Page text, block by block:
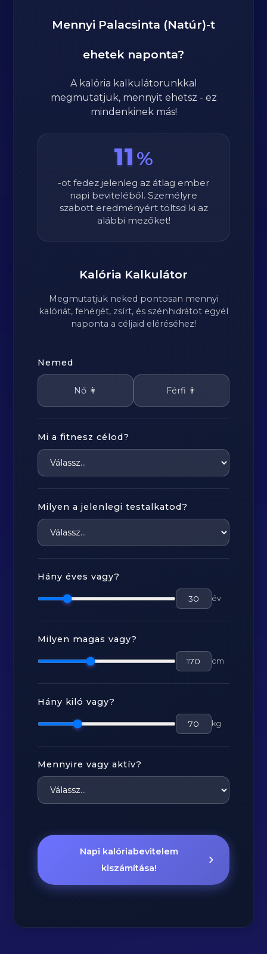
Mennyi Palacsinta (Natúr)-t
ehetek naponta?
A kalória kalkulátorunkkal
megmutatjuk, mennyit ehetsz - ez
mindenkinek más!
11 %
-ot fedez jelenleg az átlag ember
napi beviteléből. Személyre
szabott eredményért töltsd ki az
alábbi mezőket!
Kalória Kalkulátor
Megmutatjuk neked pontosan mennyi
kalóriát, fehérjét, zsírt, és szénhidrátot egyél
naponta a céljaid eléréséhez!
Nemed
Nő 👩 Férfi 👨
Mi a fitnesz célod?
Milyen a jelenlegi testalkatod?
Hány éves vagy?
év
Milyen magas vagy?
cm
Hány kiló vagy?
kg
Mennyire vagy aktív?
Napi kalóriabevitelem
kiszámítása!